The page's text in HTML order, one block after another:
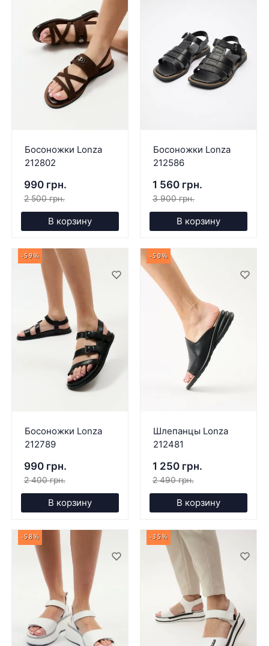
Босоножки Lonza
212802
990 грн.
2 500 грн.
В корзину
Босоножки Lonza
212586
1 560 грн.
3 900 грн.
В корзину
-59%
Босоножки Lonza
212789
990 грн.
2 400 грн.
В корзину
-50%
Шлепанцы Lonza
212481
1 250 грн.
2 490 грн.
В корзину
-58% -35%